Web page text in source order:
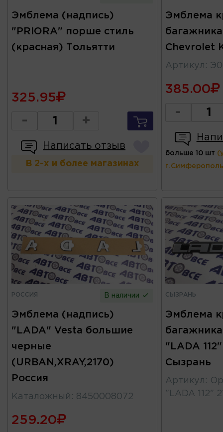
Эмблема (надпись)
"PRIORA" порше стиль
(красная) Тольятти
325.95
- +
Написать отзыв
В 2-х и более магазинах
Эмблема
Chevrolet
Артикул :
385.00
-
больше 10 шт
РОССИЯ В наличии
Эмблема (надпись)
"LADA" Vesta большие
черные
(URBAN,XRAY,2170)
Россия
Каталожный : 8450008072
259.20
СЫЗРАНЬ
Эмблема
"LADA
Сызрань
Артикул :
"LADA 112"